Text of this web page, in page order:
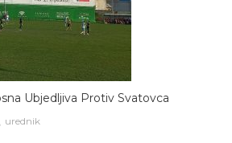
Ubjedljiva Protiv Svatovca
urednik